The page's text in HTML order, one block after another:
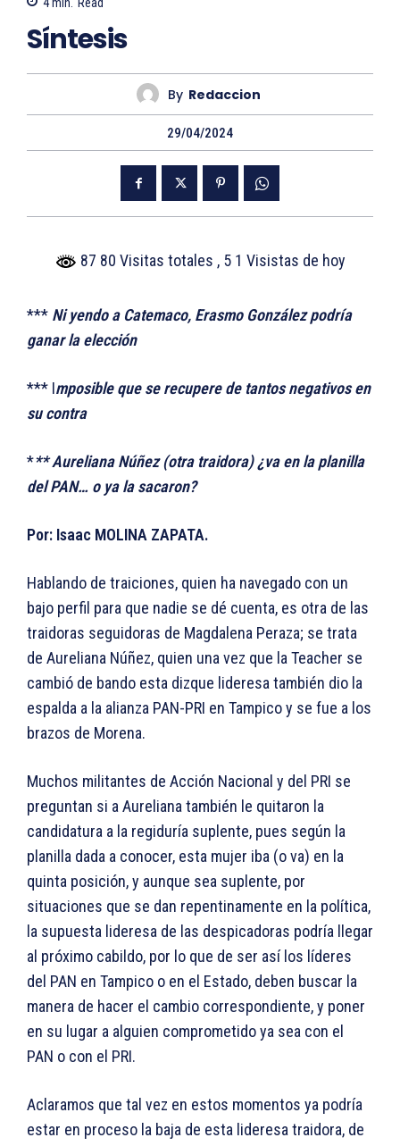
4min. Read
Síntesis
By Redaccion
29/04/2024
87 80 Visitas totales , 5 1 Visistas de hoy
*** Ni yendo a Catemaco, Erasmo González podría
ganar la elección
*** Imposible que se recupere de tantos negativos en
su contra
*** Aureliana Núñez (otra traidora) ¿va en la planilla
del PAN… o ya la sacaron?
Por: Isaac MOLINA ZAPATA.
Hablando de traiciones, quien ha navegado con un
bajo perfil para que nadie se dé cuenta, es otra de las
traidoras seguidoras de Magdalena Peraza; se trata
de Aureliana Núñez, quien una vez que la Teacher se
cambió de bando esta dizque lideresa también dio la
espalda a la alianza PAN-PRI en Tampico y se fue a los
brazos de Morena.
Muchos militantes de Acción Nacional y del PRI se
preguntan si a Aureliana también le quitaron la
candidatura a la regiduría suplente, pues según la
planilla dada a conocer, esta mujer iba (o va) en la
quinta posición, y aunque sea suplente, por
situaciones que se dan repentinamente en la política,
la supuesta lideresa de las despicadoras podría llegar
al próximo cabildo, por lo que de ser así los líderes
del PAN en Tampico o en el Estado, deben buscar la
manera de hacer el cambio correspondiente, y poner
en su lugar a alguien comprometido ya sea con el
PAN o con el PRI.
Aclaramos que tal vez en estos momentos ya podría
estar en proceso la baja de esta lideresa traidora, de